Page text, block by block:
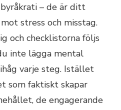
– de är ditt
stress och misstag.
och checklistorna följs
inte lägga mental
varje steg. Istället
som faktiskt skapar
de engagerande